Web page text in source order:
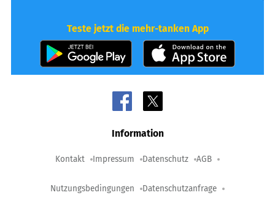
Teste jetzt die mehr-tanken App
Information
Kontakt Impressum Datenschutz AGB
Nutzungsbedingungen Datenschutzanfrage